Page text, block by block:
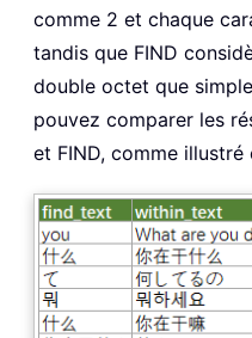
comme 2 et chaque
tandis que FIND
double octet que
pouvez comparer les
et FIND, comme illustré